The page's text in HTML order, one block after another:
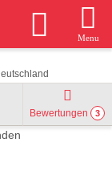
Menu
Bewertungen 3